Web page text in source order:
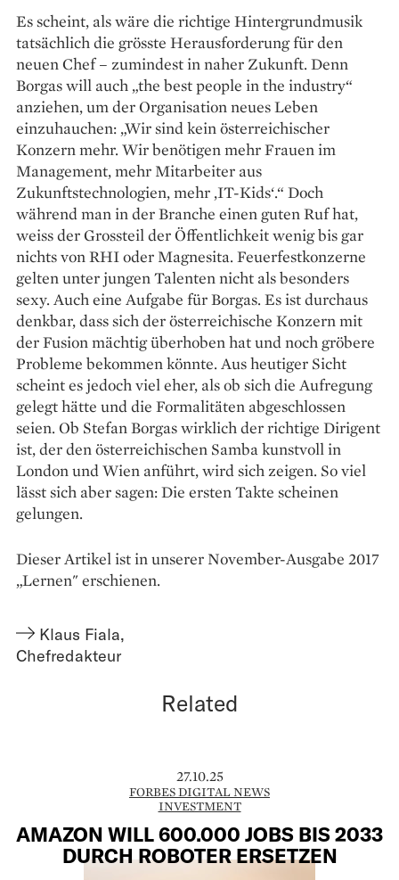
Es scheint, als wäre die richtige Hintergrundmusik
tatsächlich die grösste Herausforderung für den
neuen Chef – zumindest in naher Zukunft. Denn
Borgas will auch „the best ­people in the industry“
anziehen, um der Organisation neues Leben
einzuhauchen: „Wir sind kein österreichischer
Konzern mehr. Wir benötigen mehr Frauen im
Management, mehr Mitarbeiter aus
Zukunftstechnologien, mehr ‚IT-Kids‘.“ Doch
während man in der Branche einen guten Ruf hat,
weiss der Grossteil der Öffentlichkeit wenig bis gar
nichts von RHI oder Magnesita. ­Feuerfestkonzerne
gelten unter jungen Talenten nicht als besonders
sexy. Auch eine Aufgabe für Borgas. Es ist durchaus
denkbar, dass sich der österreichische Konzern mit
der Fusion mächtig überhoben hat und noch gröbere
Probleme bekommen könnte. Aus heutiger Sicht
scheint es jedoch viel eher, als ob sich die Aufregung
gelegt hätte und die Formalitäten abgeschlossen
seien. Ob Stefan Borgas wirklich der richtige Dirigent
ist, der den österreichischen Samba kunstvoll in
London und Wien anführt, wird sich zeigen. So viel
lässt sich aber sagen: Die ersten Takte scheinen
gelungen.
Dieser Artikel ist in unserer November-Ausgabe 2017
„Lernen" erschienen.
Klaus Fiala,
Chefredakteur
Related
27.10.25
FORBES DIGITAL NEWS
INVESTMENT
AMAZON WILL 600.000 JOBS BIS 2033
DURCH ROBOTER ERSETZEN